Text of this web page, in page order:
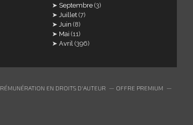
Septembre (3)
Juillet (7)
Juin (8)
Mai (11)
Avril (396)
RÉMUNÉRATION EN DROITS D'AUTEUR
OFFRE PREMIUM